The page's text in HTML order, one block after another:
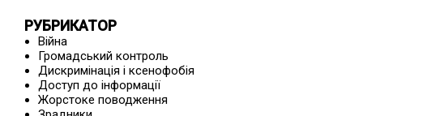
РУБРИКАТОР
Війна
Громадський контроль
Дискримінація і ксенофобія
Доступ до інформації
Жорстоке поводження